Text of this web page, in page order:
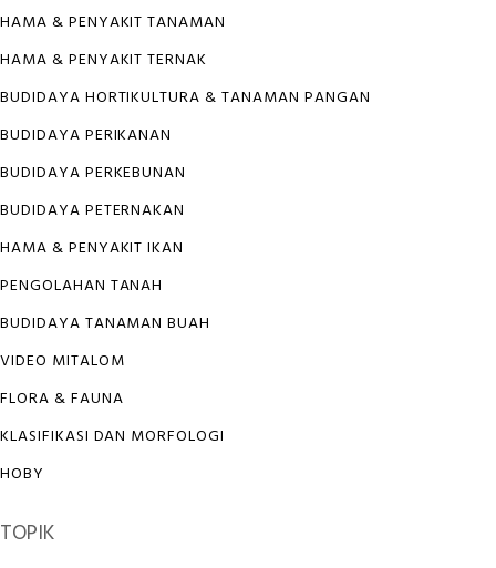
HAMA & PENYAKIT TANAMAN
HAMA & PENYAKIT TERNAK
BUDIDAYA HORTIKULTURA & TANAMAN PANGAN
BUDIDAYA PERIKANAN
BUDIDAYA PERKEBUNAN
BUDIDAYA PETERNAKAN
HAMA & PENYAKIT IKAN
PENGOLAHAN TANAH
BUDIDAYA TANAMAN BUAH
VIDEO MITALOM
FLORA & FAUNA
KLASIFIKASI DAN MORFOLOGI
HOBY
TOPIK